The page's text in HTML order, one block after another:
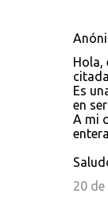
Hola,
Es
en
A mi
20 de